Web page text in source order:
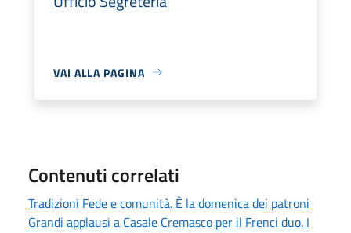
VAI ALLA PAGINA
Contenuti correlati
Tradizioni Fede e comunità. È la domenica dei patroni
Grandi applausi a Casale Cremasco per il Frenci duo. I